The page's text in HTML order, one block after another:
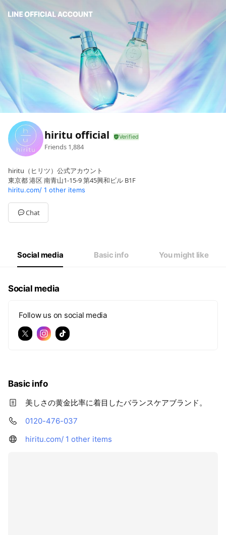
hiritu official
Friends 1,884
hiritu（ヒリツ）公式アカウント
東京都 港区 南青山1-15-9 第45興和ビル B1F
hiritu.com/ 1 other items
Chat
Social media Basic info You might like
Social media
Follow us on social media
Basic info
美しさの黄金比率に着目したバランスケアブランド。
0120-476-037
hiritu.com/ 1 other items